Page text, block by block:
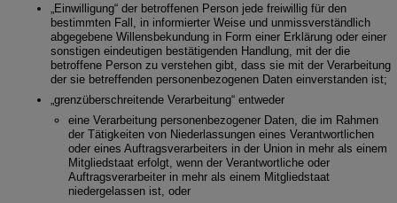
„Einwilligung“ der betroffenen Person jede freiwillig für den
bestimmten Fall, in informierter Weise und unmissverständlich
abgegebene Willensbekundung in Form einer Erklärung oder einer
sonstigen eindeutigen bestätigenden Handlung, mit der die
betroffene Person zu verstehen gibt, dass sie mit der Verarbeitung
der sie betreffenden personenbezogenen Daten einverstanden ist;
„grenzüberschreitende Verarbeitung“ entweder
eine Verarbeitung personenbezogener Daten, die im Rahmen
der Tätigkeiten von Niederlassungen eines Verantwortlichen
oder eines Auftragsverarbeiters in der Union in mehr als einem
Mitgliedstaat erfolgt, wenn der Verantwortliche oder
Auftragsverarbeiter in mehr als einem Mitgliedstaat
niedergelassen ist, oder